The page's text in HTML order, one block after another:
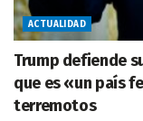
ACTUALIDAD
Trump defiende
que es «un país
terremotos